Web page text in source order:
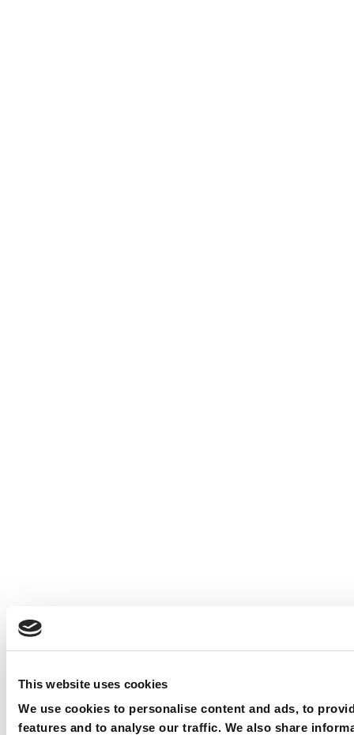
This website uses cookies
We use cookies to personalise content and ads, to
features and to analyse our traffic. We also share